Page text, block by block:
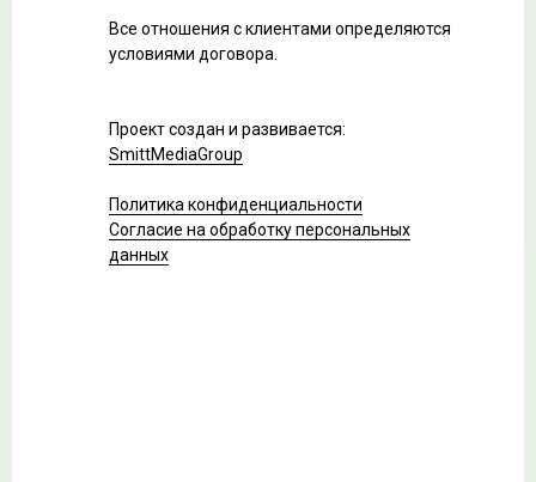
Все отношения с клиентами определяются
условиями договора.
Проект создан и развивается:
SmittMediaGroup
Политика конфиденциальности
Согласие на обработку персональных
данных